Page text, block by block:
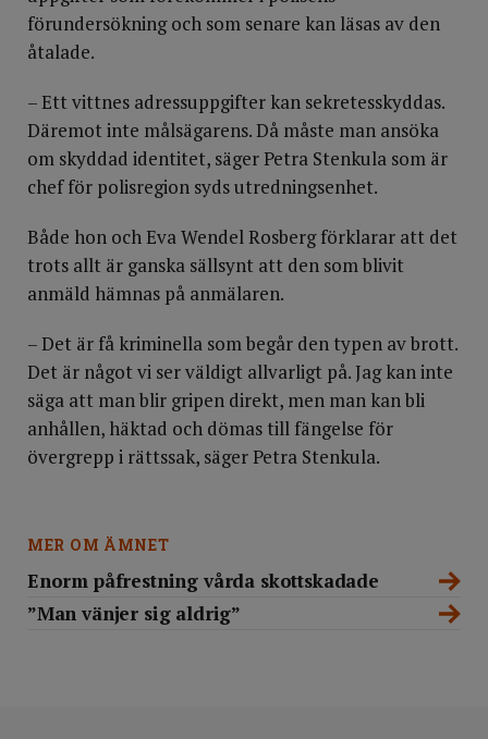
förundersökning och som senare kan läsas av den
åtalade.
– Ett vittnes adressuppgifter kan sekretesskyddas.
Däremot inte målsägarens. Då måste man ansöka
om skyddad identitet, säger Petra Stenkula som är
chef för polisregion syds utredningsenhet.
Både hon och Eva Wendel Rosberg förklarar att det
trots allt är ganska sällsynt att den som blivit
anmäld hämnas på anmälaren.
– Det är få kriminella som begår den typen av brott.
Det är något vi ser väldigt allvarligt på. Jag kan inte
säga att man blir gripen direkt, men man kan bli
anhållen, häktad och dömas till fängelse för
övergrepp i rättssak, säger Petra Stenkula.
MER OM ÄMNET
Enorm påfrestning vårda skottskadade
”Man vänjer sig aldrig”